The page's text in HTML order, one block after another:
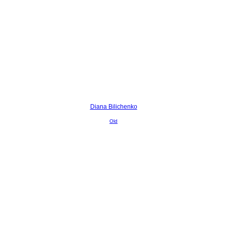
Diana Bilichenko
Old